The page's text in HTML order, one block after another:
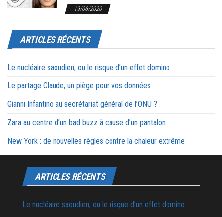
19/06/2020
ARTICLES RÉCENTS
Le nucléaire saoudien, ou le risque d’un effet domino
Le partage Claude, un piège pour vos données
Gianni Infantino au secrétariat général de l’ONU ?
Zara au centre d’un bad buzz à cause d’un pantalon
New York : de nouvelles règles contre la chaleur extrême
ARTICLES RÉCENTS
Le nucléaire saoudien, ou le risque d’un effet domino